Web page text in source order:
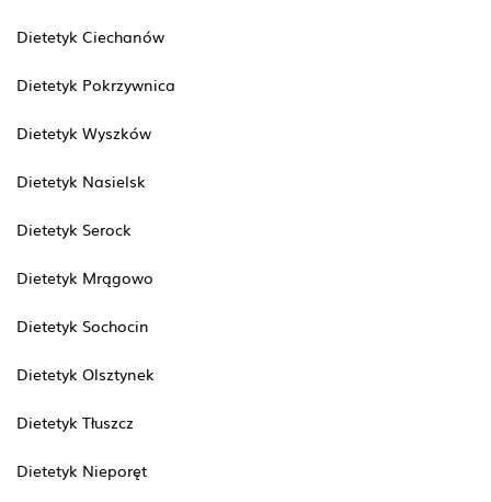
Dietetyk Ciechanów
Dietetyk Pokrzywnica
Dietetyk Wyszków
Dietetyk Nasielsk
Dietetyk Serock
Dietetyk Mrągowo
Dietetyk Sochocin
Dietetyk Olsztynek
Dietetyk Tłuszcz
Dietetyk Nieporęt